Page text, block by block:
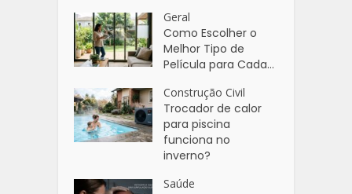
Geral
Como Escolher o
Melhor Tipo de
Película para Cada...
Construção Civil
Trocador de calor
para piscina
funciona no
inverno?
Saúde